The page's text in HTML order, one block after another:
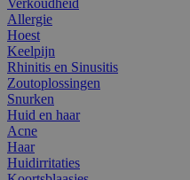
Allergie
Hoest
Keelpijn
Rhinitis en Sinusitis
Zoutoplossingen
Snurken
Huid en haar
Acne
Haar
Huidirritaties